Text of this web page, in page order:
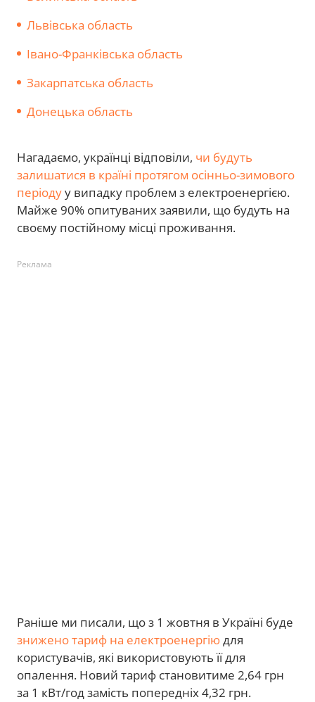
Львівська область
Івано-Франківська область
Закарпатська область
Донецька область
Нагадаємо, українці відповіли, чи будуть
залишатися в країні протягом осінньо-зимового
періодуу випадку проблем з електроенергією.
Майже 90% опитуваних заявили, що будуть на
своєму постійному місці проживання.
Реклама
Раніше ми писали, що з 1 жовтня в Україні буде
знижено тариф на електроенергіюдля
користувачів, які використовують її для
опалення. Новий тариф становитиме 2,64 грн
за 1 кВт/год замість попередніх 4,32 грн.